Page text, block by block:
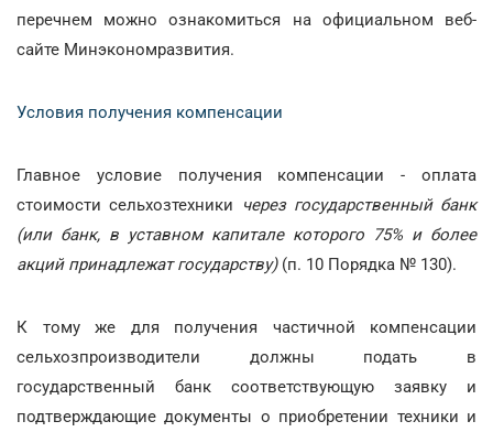
перечнем можно ознакомиться на официальном веб-
сайте Минэкономразвития.
Условия получения компенсации
Главное условие получения компенсации - оплата
стоимости сельхозтехники
через государственный банк
(или банк, в уставном капитале которого 75% и более
акций принадлежат государству)(п. 10 Порядка № 130).
К тому же для получения частичной компенсации
сельхозпроизводители должны подать в
государственный банк соответствующую заявку и
подтверждающие документы о приобретении техники и